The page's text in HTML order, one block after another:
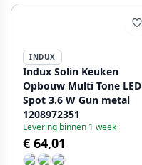
INDUX
Indux Solin Keuken
Opbouw Multi Tone LED
Spot 3.6 W Gun metal
1208972351
Levering binnen 1 week
€ 64,01